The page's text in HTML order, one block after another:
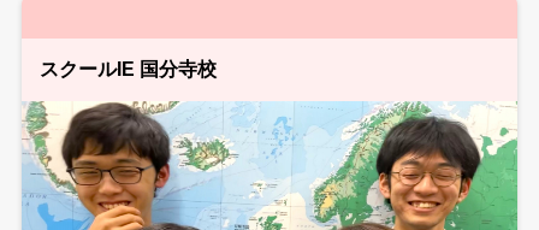
スクールIE 国分寺校